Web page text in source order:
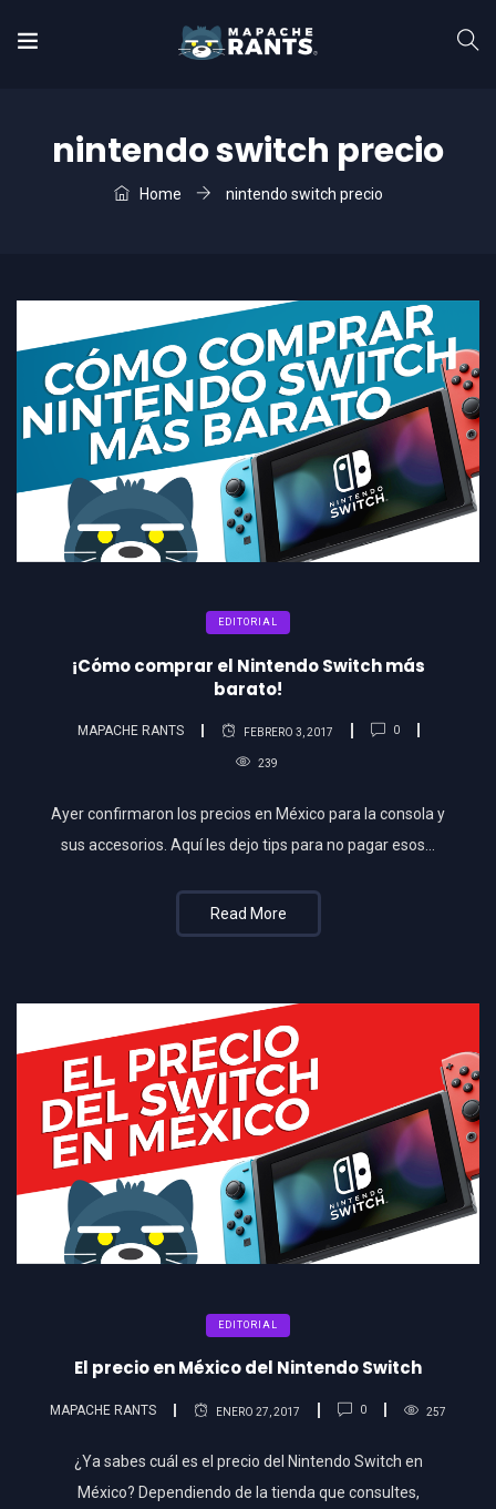
nintendo switch precio
Home nintendo switch precio
EDITORIAL
¡Cómo comprar el Nintendo Switch más
barato!
MAPACHE RANTS FEBRERO 3, 2017 0
239
Ayer confirmaron los precios en México para la consola y
sus accesorios. Aquí les dejo tips para no pagar esos...
Read More
EDITORIAL
El precio en México del Nintendo Switch
MAPACHE RANTS ENERO 27, 2017 0 257
¿Ya sabes cuál es el precio del Nintendo Switch en
México? Dependiendo de la tienda que consultes,